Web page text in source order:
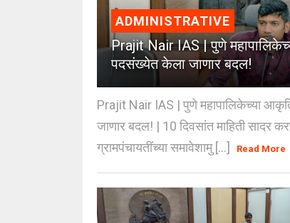
ADMINISTRATIVE
Prajit Nair IAS | पुणे
पदसंख्येत केला जाणार बदल!
Prajit Nair IAS | पुणे महापालिकेच्या
जाणार बदल! | 10 दिवसांत माहिती सादर
ग्रामपंचायतींच्या समावेशामु [...]
Read More